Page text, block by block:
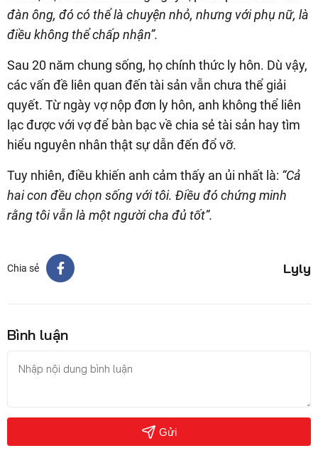
đàn ông, đó có thể là chuyện nhỏ, nhưng với phụ nữ, là
điều không thể chấp nhận”.
Sau 20 năm chung sống, họ chính thức ly hôn. Dù vậy,
các vấn đề liên quan đến tài sản vẫn chưa thể giải
quyết. Từ ngày vợ nộp đơn ly hôn, anh không thể liên
lạc được với vợ để bàn bạc về chia sẻ tài sản hay tìm
hiểu nguyên nhân thật sự dẫn đến đổ vỡ.
Tuy nhiên, điều khiến anh cảm thấy an ủi nhất là: “Cả
hai con đều chọn sống với tôi. Điều đó chứng minh
rằng tôi vẫn là một người cha đủ tốt”.
Chia sẻ Lyly
Bình luận
Gửi